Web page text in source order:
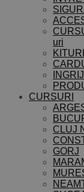
uri
CURSURI
CLUJ
GORJ